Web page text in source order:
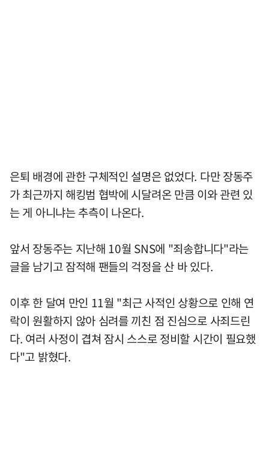
은퇴 배경에 관한 구체적인 설명은 없었다. 다만 장동주
가 최근까지 해킹범 협박에 시달려온 만큼 이와 관련 있
는 게 아니냐는 추측이 나온다.
앞서 장동주는 지난해 10월 SNS에 "죄송합니다"라는
글을 남기고 잠적해 팬들의 걱정을 산 바 있다.
이후 한 달여 만인 11월 "최근 사적인 상황으로 인해 연
락이 원활하지 않아 심려를 끼친 점 진심으로 사죄드린
다. 여러 사정이 겹쳐 잠시 스스로 정비할 시간이 필요했
다"고 밝혔다.